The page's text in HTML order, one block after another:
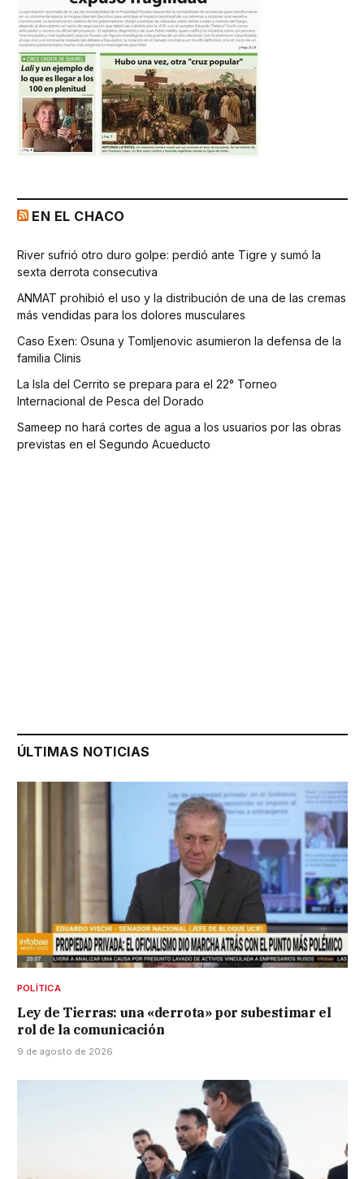
EN EL CHACO
River sufrió otro duro golpe: perdió ante Tigre y sumó la
sexta derrota consecutiva
ANMAT prohibió el uso y la distribución de una de las cremas
más vendidas para los dolores musculares
Caso Exen: Osuna y Tomljenovic asumieron la defensa de la
familia Clinis
La Isla del Cerrito se prepara para el 22° Torneo
Internacional de Pesca del Dorado
Sameep no hará cortes de agua a los usuarios por las obras
previstas en el Segundo Acueducto
ÚLTIMAS NOTICIAS
POLÍTICA
Ley de Tierras: una «derrota» por subestimar el
rol de la comunicación
9 de agosto de 2026